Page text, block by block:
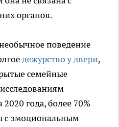
органов.
поведение
дежурство у двери,
семейные
года, более 70%
с эмоциональным